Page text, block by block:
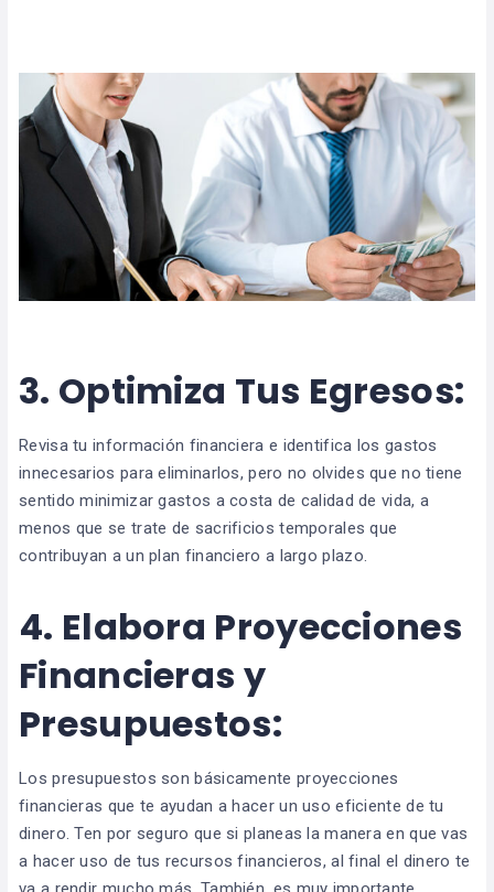
3. Optimiza Tus Egresos:
Revisa tu información financiera e identifica los gastos
innecesarios para eliminarlos, pero no olvides que no tiene
sentido minimizar gastos a costa de calidad de vida, a
menos que se trate de sacrificios temporales que
contribuyan a un plan financiero a largo plazo.
4. Elabora Proyecciones
Financieras y
Presupuestos:
Los presupuestos son básicamente proyecciones
financieras que te ayudan a hacer un uso eficiente de tu
dinero. Ten por seguro que si planeas la manera en que vas
a hacer uso de tus recursos financieros, al final el dinero te